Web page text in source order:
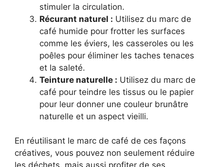
stimuler la circulation.
Récurant naturel : Utilisez du marc de
café humide pour frotter les surfaces
comme les éviers, les casseroles ou les
poêles pour éliminer les taches tenaces
et la saleté.
Teinture naturelle : Utilisez du marc de
café pour teindre les tissus ou le papier
pour leur donner une couleur brunâtre
naturelle et un aspect vieilli.
En réutilisant le marc de café de ces façons
créatives, vous pouvez non seulement réduire